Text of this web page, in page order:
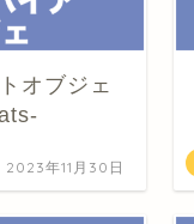
オブジェ
2023年11月30日